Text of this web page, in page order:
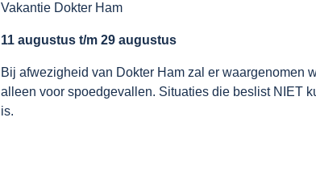
Vakantie Dokter Ham
11 augustus t/m 29 augustus
Bij afwezigheid van Dokter Ham zal er waargenomen
alleen voor spoedgevallen. Situaties die beslist NIET
is.